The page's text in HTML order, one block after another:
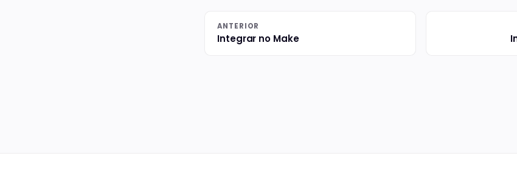
ANTERIOR
Integrar no Make